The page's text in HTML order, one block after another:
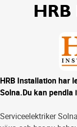
HRB Installation har
Solna.Du kan pendla
Serviceelektriker